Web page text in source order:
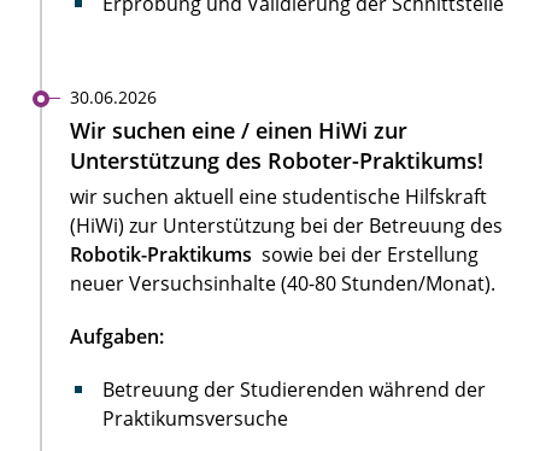
30.06.2026
Wir suchen eine / einen HiWi zur
Unterstützung des Roboter-Praktikums!
wir suchen aktuell eine studentische Hilfskraft
(HiWi) zur Unterstützung bei der Betreuung des
Robotik-Praktikums sowie bei der Erstellung
neuer Versuchsinhalte (40-80 Stunden/Monat).
Aufgaben:
Betreuung der Studierenden während der
Praktikumsversuche